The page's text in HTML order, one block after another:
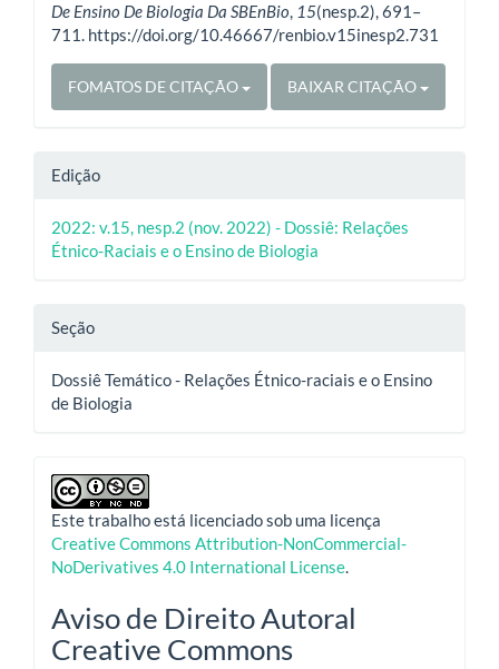
De Ensino De Biologia Da SBEnBio, 15(nesp.2), 691–
711. https://doi.org/10.46667/renbio.v15inesp2.731
FOMATOS DE CITAÇÃO BAIXAR CITAÇÃO
Edição
2022: v.15, nesp.2 (nov. 2022) - Dossiê: Relações
Étnico-Raciais e o Ensino de Biologia
Seção
Dossiê Temático - Relações Étnico-raciais e o Ensino
de Biologia
Este trabalho está licenciado sob uma licença
Creative Commons Attribution-NonCommercial-
NoDerivatives 4.0 International License.
Aviso de Direito Autoral
Creative Commons